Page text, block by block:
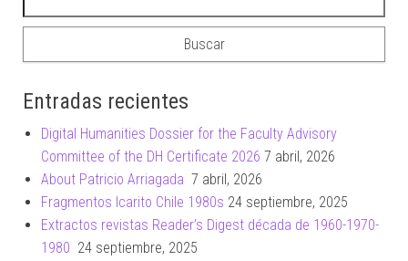
Entradas recientes
Digital Humanities Dossier for the Faculty Advisory
Committee of the DH Certificate 2026 7 abril, 2026
About Patricio Arriagada 7 abril, 2026
Fragmentos Icarito Chile 1980s 24 septiembre, 2025
Extractos revistas Reader’s Digest década de 1960-1970-
1980 24 septiembre, 2025